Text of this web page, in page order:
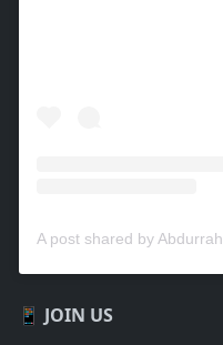
📱 JOIN US